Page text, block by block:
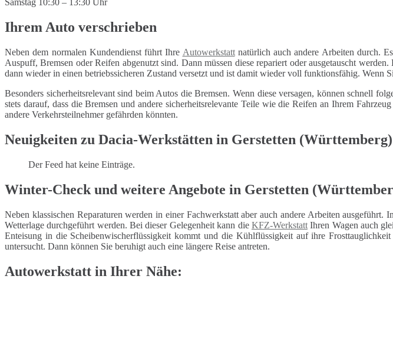
Samstag 10:30 – 13:30 Uhr
Ihrem Auto verschrieben
Neben dem normalen Kundendienst führt Ihre Autowerkstattnatürlich auch andere Arbeiten durch.
Auspuff, Bremsen oder Reifen abgenutzt sind. Dann müssen diese repariert oder ausgetauscht
dann wieder in einen betriebssicheren Zustand versetzt und ist damit wieder voll funktionsfähig. Wenn
Besonders sicherheitsrelevant sind beim Autos die Bremsen. Wenn diese versagen, können schnell
stets darauf, dass die Bremsen und andere sicherheitsrelevante Teile wie die Reifen an Ihrem
andere Verkehrsteilnehmer gefährden könnten.
Neuigkeiten zu Dacia-Werkstätten in Gerstetten (Württemberg)
Der Feed hat keine Einträge.
Winter-Check und weitere Angebote in Gerstetten
Neben klassischen Reparaturen werden in einer Fachwerkstatt aber auch andere Arbeiten
Wetterlage durchgeführt werden. Bei dieser Gelegenheit kann die KFZ-WerkstattIhren Wagen auch
Enteisung in die Scheibenwischerflüssigkeit kommt und die Kühlflüssigkeit auf ihre
untersucht. Dann können Sie beruhigt auch eine längere Reise antreten.
Autowerkstatt in Ihrer Nähe: